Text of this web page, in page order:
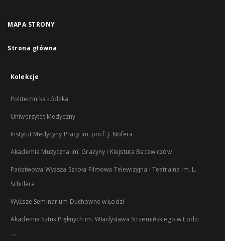
MAPA STRONY
Strona główna
Kolekcje
Politechnika Łódzka
Uniwersytet Medyczny
Instytut Medycyny Pracy im. prof. J. Nofera
Akademia Muzyczna im. Grażyny i Kiejstuta Bacewiczów
Państwowa Wyższa Szkoła Filmowa Telewizyjna i Teatralna im. L.
Schillera
Wyższe Seminarium Duchowne w Łodzi
Akademia Sztuk Pięknych im. Władysława Strzemińskiego w Łodzi
...